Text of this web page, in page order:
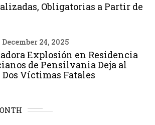
Obligatorias a Partir de
December 24, 2025
Explosión en Residencia
de Pensilvania Deja al
Dos Víctimas Fatales